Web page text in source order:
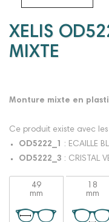
XELIS
MIXTE
Monture mixte en
Ce produit existe avec
OD5222_1 : ECAILLE
OD5222_3 : CRISTAL
49
mm
18
mm